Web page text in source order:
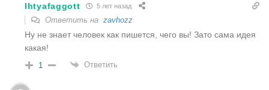
Ihtyafaggott 5 лет назад
Ответить на zavhozz
Ну не знает человек как пишется, чего вы! Зато сама идея
какая!
1 Ответить